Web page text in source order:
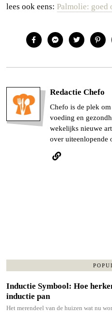
lees ook eens:Palmolie: goed
Redactie Chefo
Chefo is de plek
voeding en
wekelijks nieuwe
over uiteenlopende
Inductie Symbool: Hoe
inductie pan
Het merendeel van de huizen wat nu